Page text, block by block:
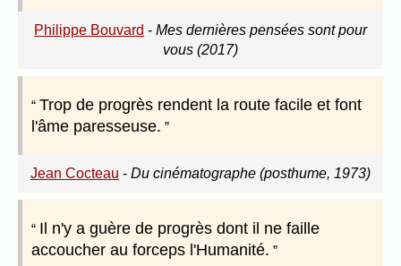
Philippe Bouvard - Mes dernières pensées sont pour
vous (2017)
Trop de progrès rendent la route facile et font
l'âme paresseuse.
Jean Cocteau - Du cinématographe (posthume, 1973)
Il n'y a guère de progrès dont il ne faille
accoucher au forceps l'Humanité.